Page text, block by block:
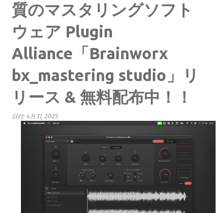
質のマスタリングソフト
ウェア Plugin
Alliance「Brainworx
bx_mastering studio」リ
リース & 無料配布中！！
日付: 4月 17, 2025